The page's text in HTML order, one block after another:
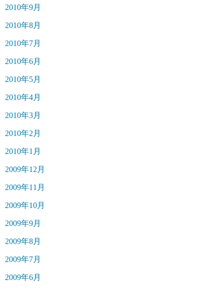
2010年9月
2010年8月
2010年7月
2010年6月
2010年5月
2010年4月
2010年3月
2010年2月
2010年1月
2009年12月
2009年11月
2009年10月
2009年9月
2009年8月
2009年7月
2009年6月